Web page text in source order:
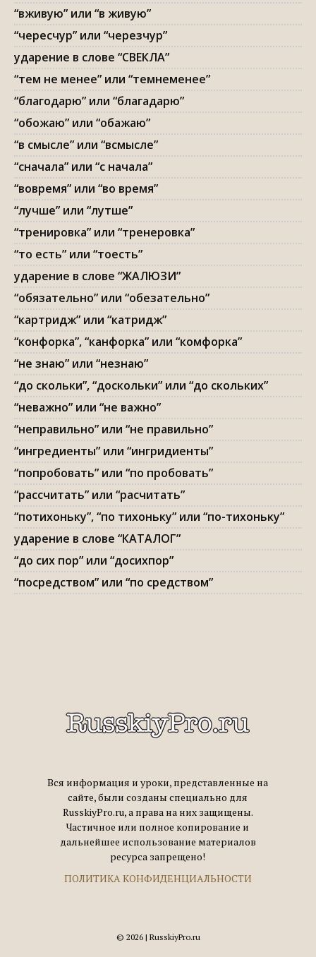
“вживую” или “в живую”
“чересчур” или “черезчур”
ударение в слове “СВЕКЛА”
“тем не менее” или “темнеменее”
“благодарю” или “благадарю”
“обожаю” или “обажаю”
“в смысле” или “всмысле”
“сначала” или “с начала”
“вовремя” или “во время”
“лучше” или “лутше”
“тренировка” или “тренеровка”
“то есть” или “тоесть”
ударение в слове “ЖАЛЮЗИ”
“обязательно” или “обезательно”
“картридж” или “катридж”
“конфорка”, “канфорка” или “комфорка”
“не знаю” или “незнаю”
“до скольки”, “доскольки” или “до скольких”
“неважно” или “не важно”
“неправильно” или “не правильно”
“ингредиенты” или “ингридиенты”
“попробовать” или “по пробовать”
“рассчитать” или “расчитать”
“потихоньку”, “по тихоньку” или “по-тихоньку”
ударение в слове “КАТАЛОГ”
“до сих пор” или “досихпор”
“посредством” или “по средством”
Вся информация и уроки, представленные на
сайте, были созданы специально для
RusskiyPro.ru, а права на них защищены.
Частичное или полное копирование и
дальнейшее использование материалов
ресурса запрещено!
ПОЛИТИКА КОНФИДЕНЦИАЛЬНОСТИ
© 2026 | RusskiyPro.ru